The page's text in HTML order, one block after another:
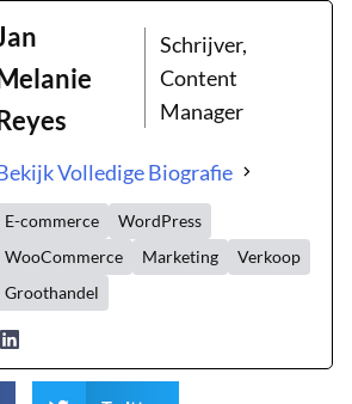
Schrijver,
Content
Manager
Volledige Biografie
E-commerce
WordPress
WooCommerce
Marketing
Verkoop
Groothandel